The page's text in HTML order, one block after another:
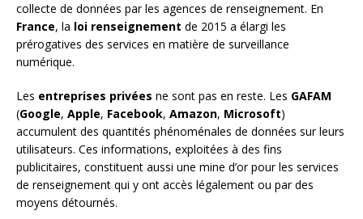
collecte de données par les agences de renseignement. En
France, la loi renseignement de 2015 a élargi les
prérogatives des services en matière de surveillance
numérique.
Les entreprises privées ne sont pas en reste. Les GAFAM
(Google, Apple, Facebook, Amazon, Microsoft)
accumulent des quantités phénoménales de données sur leurs
utilisateurs. Ces informations, exploitées à des fins
publicitaires, constituent aussi une mine d’or pour les services
de renseignement qui y ont accès légalement ou par des
moyens détournés.